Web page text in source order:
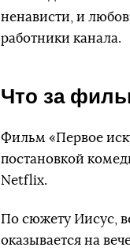
ненависти, и
работники канала.
Что за
Фильм «Первое
постановкой
Netflix.
По сюжету Иисус,
оказывается на